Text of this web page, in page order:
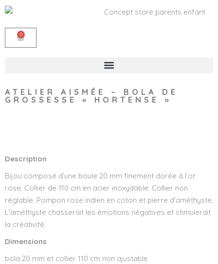
0
ATELIER AISMÉE – BOLA DE
GROSSESSE « HORTENSE »
Description
Bijou composé d’une boule 20 mm finement dorée à l’or
rose. Collier de 110 cm en acier inoxydable. Collier non
réglable. Pompon rose indien en coton et pierre d’améthyste.
L’améthyste chasserait les émotions négatives et stimulerait
la créativité.
Dimensions
bola 20 mm et collier 110 cm non ajustable